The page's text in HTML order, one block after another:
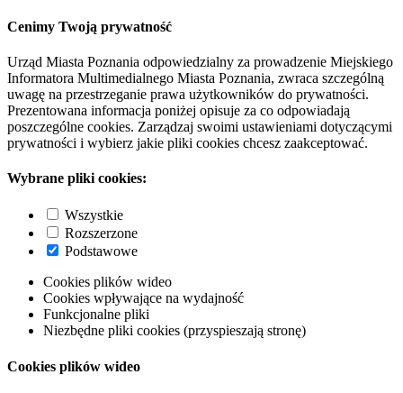
Cenimy Twoją prywatność
Urząd Miasta Poznania odpowiedzialny za prowadzenie Miejskiego
Informatora Multimedialnego Miasta Poznania, zwraca szczególną
uwagę na przestrzeganie prawa użytkowników do prywatności.
Prezentowana informacja poniżej opisuje za co odpowiadają
poszczególne cookies. Zarządzaj swoimi ustawieniami dotyczącymi
prywatności i wybierz jakie pliki cookies chcesz zaakceptować.
Wybrane pliki cookies:
Wszystkie
Rozszerzone
Podstawowe
Cookies plików wideo
Cookies wpływające na wydajność
Funkcjonalne pliki
Niezbędne pliki cookies (przyspieszają stronę)
Cookies plików wideo